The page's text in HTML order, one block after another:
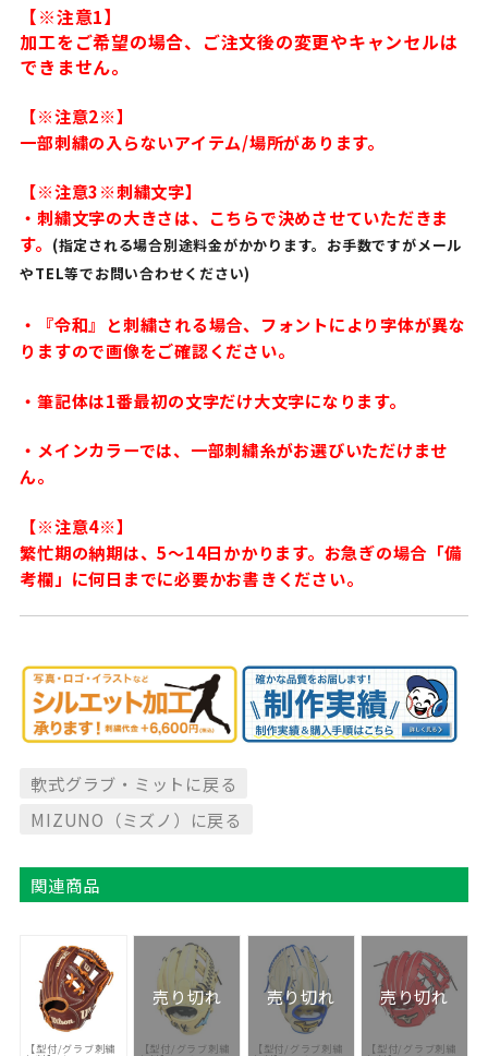
【※注意1】
加工をご希望の場合、ご注文後の変更やキャンセルは
できません。
【※注意2※】
一部刺繍の入らないアイテム/場所があります。
【※注意3※刺繍文字】
・刺繍文字の大きさは、こちらで決めさせていただきま
す。 (指定される場合別途料金がかかります。お手数ですがメール
やTEL等でお問い合わせください)
・『令和』と刺繍される場合、フォントにより字体が異な
りますので画像をご確認ください。
・筆記体は1番最初の文字だけ大文字になります。
・メインカラーでは、一部刺繍糸がお選びいただけませ
ん。
【※注意4※】
繁忙期の納期は、5〜14日かかります。お急ぎの場合「備
考欄」に何日までに必要かお書きください。
軟式グラブ・ミットに戻る
MIZUNO（ミズノ）に戻る
関連商品
【型付/グラブ刺繍
売り切れ
【型付/グラブ刺繍
売り切れ
【型付/グラブ刺繍
売り切れ
【型付/グラブ刺繍